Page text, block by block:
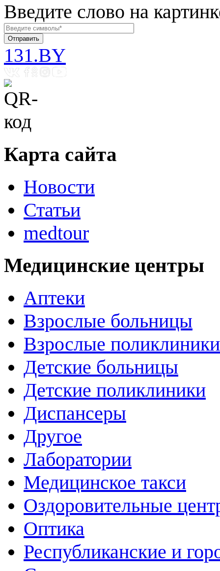
Введите слово на
131.BY
Карта сайта
Новости
Статьи
medtour
Медицинские центры
Аптеки
Взрослые больницы
Взрослые поликлиники
Детские больницы
Детские поликлиники
Диспансеры
Другое
Лаборатории
Медицинское такси
Оздоровительные
Оптика
Республиканские и